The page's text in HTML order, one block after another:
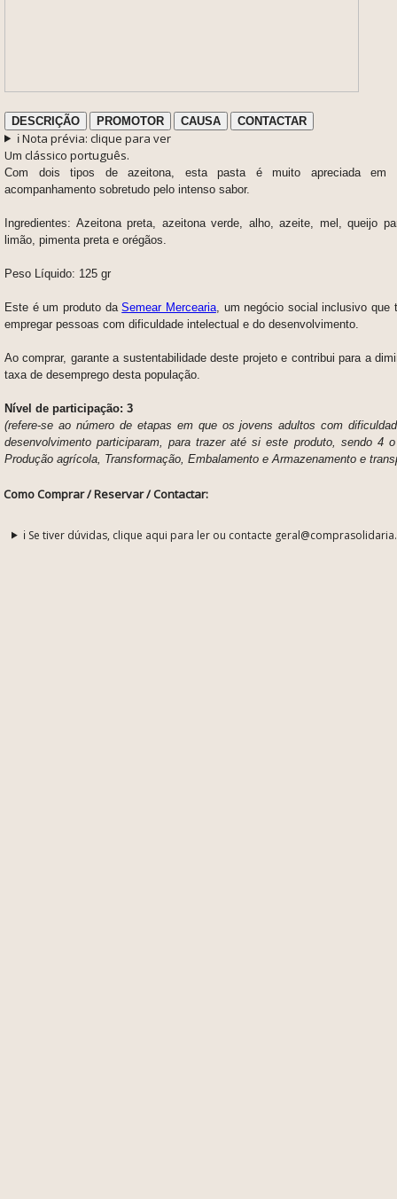
DESCRIÇÃO PROMOTOR CAUSA CONTACTAR
ℹ️ Nota prévia: clique para ver
Um clássico português.
Com dois tipos de azeitona, esta pasta é muito apreciada em
acompanhamento sobretudo pelo intenso sabor.
Ingredientes: Azeitona preta, azeitona verde, alho, azeite, mel, queijo
limão, pimenta preta e orégãos.
Peso Líquido: 125 gr
Este é um produto daSemear Mercearia, um negócio social inclusivo que
empregar pessoas com dificuldade intelectual e do desenvolvimento.
Ao comprar, garante a sustentabilidade deste projeto e contribui para a
taxa de desemprego desta população.
Nível de participação: 3
(refere-se ao número de etapas em que os jovens adultos com
desenvolvimento participaram, para trazer até si este produto, sendo 4
Produção agrícola, Transformação, Embalamento e Armazenamento e
Como Comprar / Reservar / Contactar:
ℹ️ Se tiver dúvidas, clique aqui para ler ou contacte